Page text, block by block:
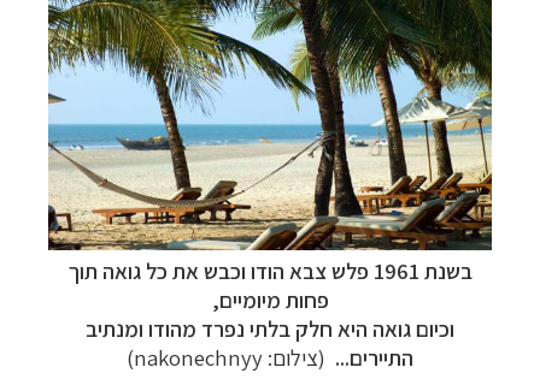
בשנת 1961 פלש צבא הודו וכבש את כל גואה תוך
פחות מיומיים,
וכיום גואה היא חלק בלתי נפרד מהודו ומנתיב
התיירים... (צילום: nakonechnyy)